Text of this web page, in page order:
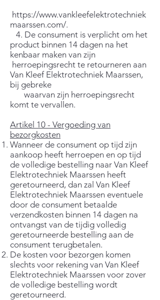
https://www.vankleefelektrotechniek
maarssen.com/.
4. De consument is verplicht om het
product binnen 14 dagen na het
kenbaar maken van zijn
herroepingsrecht te retourneren aan
Van Kleef Elektrotechniek Maarssen,
bij gebreke
waarvan zijn herroepingsrecht
komt te vervallen.
Artikel 10 - Vergoeding van
bezorgkosten
Wanneer de consument op tijd zijn
aankoop heeft herroepen en op tijd
de volledige bestelling naar Van Kleef
Elektrotechniek Maarssen heeft
geretourneerd, dan zal Van Kleef
Elektrotechniek Maarssen eventuele
door de consument betaalde
verzendkosten binnen 14 dagen na
ontvangst van de tijdig volledig
geretourneerde bestelling aan de
consument terugbetalen.
De kosten voor bezorgen komen
slechts voor rekening van Van Kleef
Elektrotechniek Maarssen voor zover
de volledige bestelling wordt
geretourneerd.